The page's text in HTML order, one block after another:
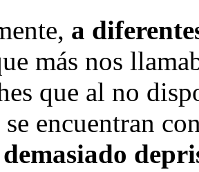
a
más nos
que al no
se encuentran